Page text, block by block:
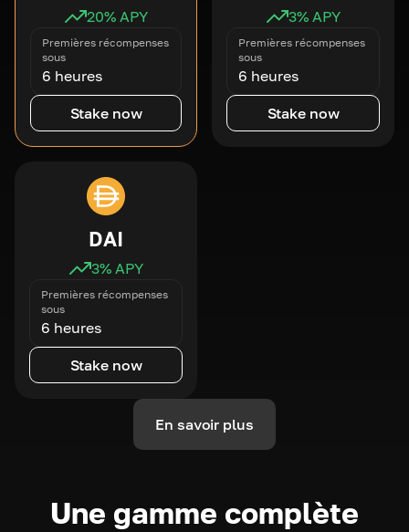
20% APY
Premières récompenses
sous
6 heures
Stake now
3% APY
Premières récompenses
sous
6 heures
Stake now
DAI
3% APY
Premières récompenses
sous
6 heures
Stake now
En savoir plus
Une gamme complète